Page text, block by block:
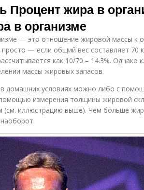
Процент жира в
в организме
— это отношение жировой массы к
просто — если общий вес составляет
как 10/70 = 14.3%. Однако
массы жировых запасов.
домашних условиях можно либо с
измерения толщины жировой
(см. иллюстрацию выше). Чем больше